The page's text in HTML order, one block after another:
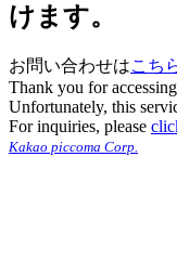
けます。
お問い合わせはこち
Thank you for
Unfortunately, this
For inquiries, please
Kakao piccoma Corp.